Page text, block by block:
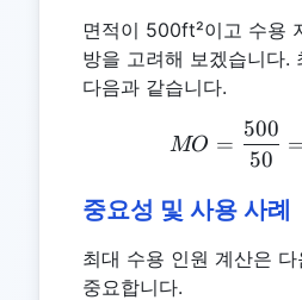
면적이 500ft²이고 수용
방을 고려해 보겠습니다.
다음과 같습니다.
MO =
50
500
중요성 및 사용 사례
최대 수용 인원 계산은
중요합니다.